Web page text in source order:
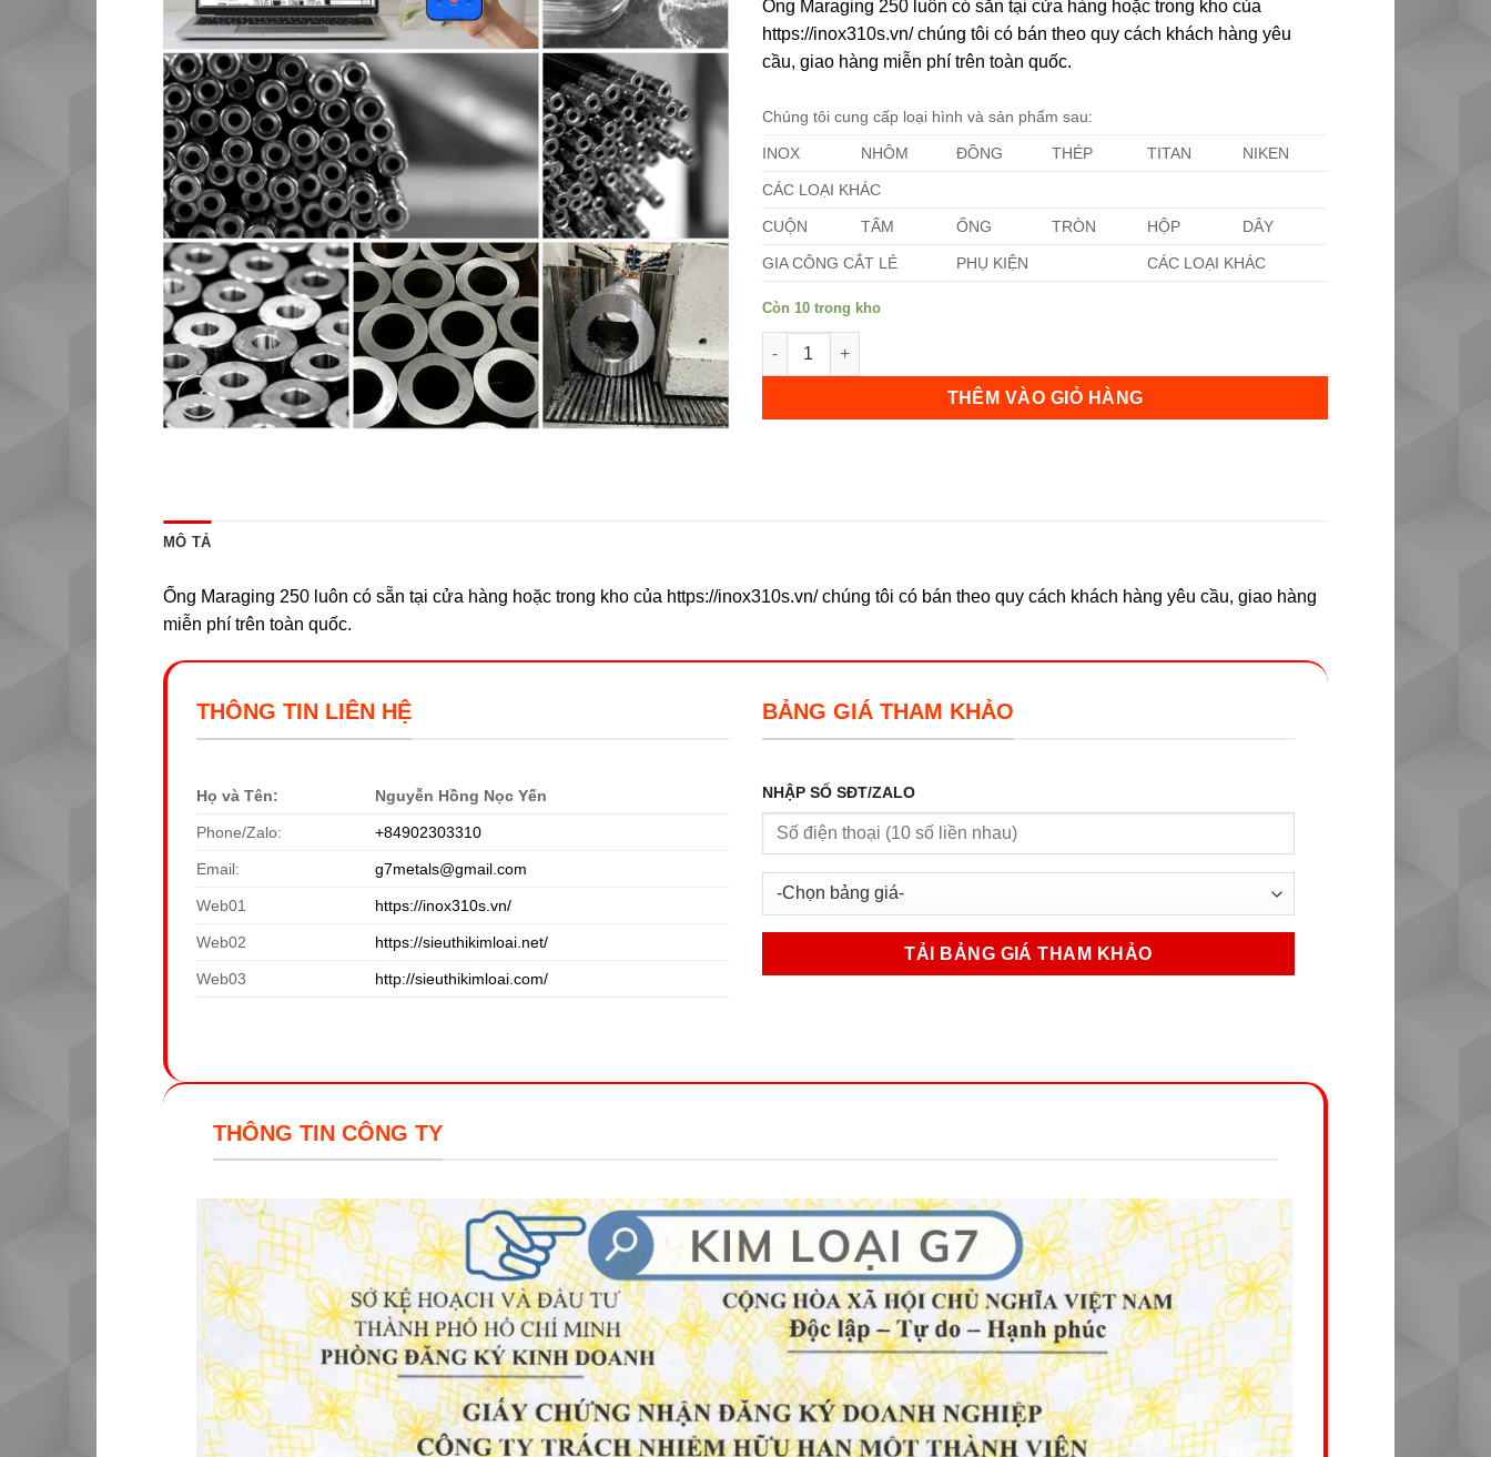
Ống Maraging 250 luôn có sẵn tại cửa hàng hoặc trong kho của
https://inox310s.vn/ chúng tôi có bán theo quy cách khách hàng yêu
cầu, giao hàng miễn phí trên toàn quốc.
Chúng tôi cung cấp loại hình và sản phẩm sau:
INOX NHÔM ĐỒNG THÉP TITAN NIKEN
CÁC LOẠI KHÁC
CUỘN TẤM ỐNG TRÒN HỘP DÂY
GIA CÔNG CẮT LẺ PHỤ KIỆN CÁC LOẠI KHÁC
Còn 10 trong kho
Ống Maraging 250 số lượng
THÊM VÀO GIỎ HÀNG
MÔ TẢ
Ống Maraging 250 luôn có sẵn tại cửa hàng hoặc trong kho của https://inox310s.vn/ chúng tôi có bán theo quy cách khách hàng yêu cầu, giao hàng
miễn phí trên toàn quốc.
THÔNG TIN LIÊN HỆ
Họ và Tên: Nguyễn Hồng Nọc Yến
Phone/Zalo: +84902303310
Email: g7metals@gmail.com
Web01 https://inox310s.vn/
Web02 https://sieuthikimloai.net/
Web03 http://sieuthikimloai.com/
BẢNG GIÁ THAM KHẢO
NHẬP SỐ SĐT/ZALO
THÔNG TIN CÔNG TY
Không hiển thị lại nữa!